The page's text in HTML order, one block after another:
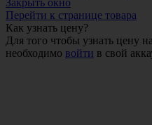
Закрыть окно
Перейти к странице товара
Как узнать цену?
Для того чтобы узнать цену
необходимо войти в свой